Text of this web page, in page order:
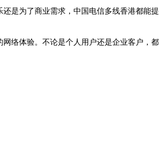
是为了商业需求，中国电信多线香港都能
络体验。不论是个人用户还是企业客户，